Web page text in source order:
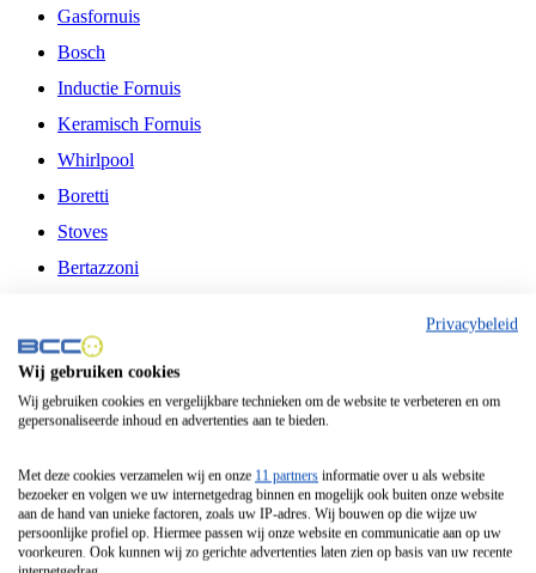
Gasfornuis
Bosch
Inductie Fornuis
Keramisch Fornuis
Whirlpool
Boretti
Stoves
Bertazzoni
Fitelli
Airfryer
Frituurpan
Contactgrill
Broodbakmachine
Broodrooster
Privacybeleid
Wij gebruiken cookies
Wij gebruiken cookies en vergelijkbare technieken om de website te verbeteren en om
gepersonaliseerde inhoud en advertenties aan te bieden.
Met deze cookies verzamelen wij en onze 11 partners informatie over u als website
bezoeker en volgen we uw internetgedrag binnen en mogelijk ook buiten onze website
aan de hand van unieke factoren, zoals uw IP-adres. Wij bouwen op die wijze uw
persoonlijke profiel op. Hiermee passen wij onze website en communicatie aan op uw
voorkeuren. Ook kunnen wij zo gerichte advertenties laten zien op basis van uw recente